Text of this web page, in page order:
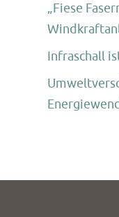
„Fiese
Infraschall